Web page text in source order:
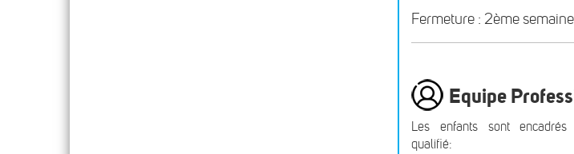
Fermeture : 2ème
Equipe
Les enfants sont
qualifié: